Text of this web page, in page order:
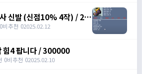
신발 (신점10% 4작) / 2억
아주세요
비추천 02025.02.12
힘4 팝니다 / 300000
0비추천 02025.02.10